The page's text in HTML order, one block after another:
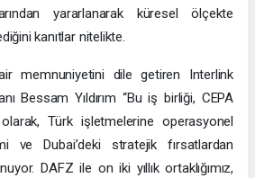
yararlanarak küresel ölçekte
kanıtlar nitelikte.
memnuniyetini dile getiren Interlink
Bessam Yıldırım “Bu iş birliği, CEPA
Türk işletmelerine operasyonel
ve Dubai’deki stratejik fırsatlardan
DAFZ ile on iki yıllık ortaklığımız,